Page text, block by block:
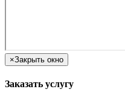
×Закрыть окно
Заказать услугу